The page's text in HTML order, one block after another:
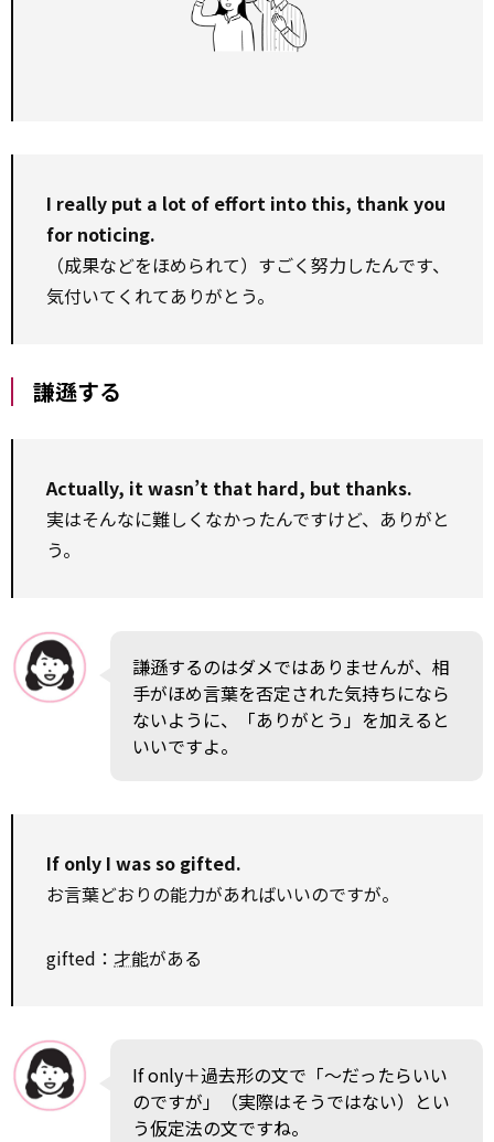
I really put a lot of effort into this, thank you
for noticing.
（成果などをほめられて）すごく努力したんです、
気付いてくれてありがとう。
謙遜する
Actually, it wasn’t that hard, but thanks.
実はそんなに難しくなかったんですけど、ありがと
う。
謙遜するのはダメではありませんが、相
手がほめ言葉を否定された気持ちになら
ないように、「ありがとう」を加えると
いいですよ。
If only I was so gifted.
お言葉どおりの能力があればいいのですが。
gifted： 才能がある
If only＋過去形の文で「～だったらいい
のですが」（実際はそうではない）とい
う仮定法の文ですね。